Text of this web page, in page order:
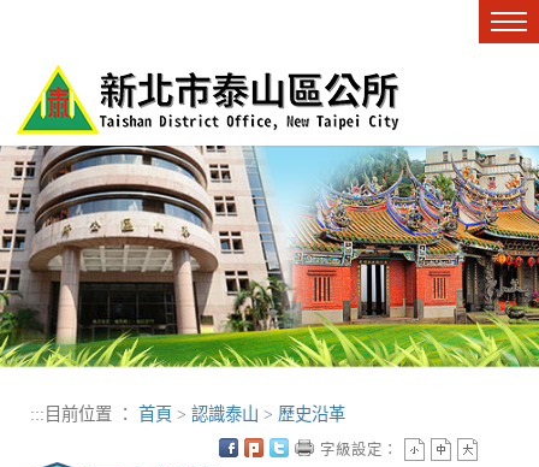
::: 目前位置 ： 首頁 > 認識泰山 > 歷史沿革
字級設定：